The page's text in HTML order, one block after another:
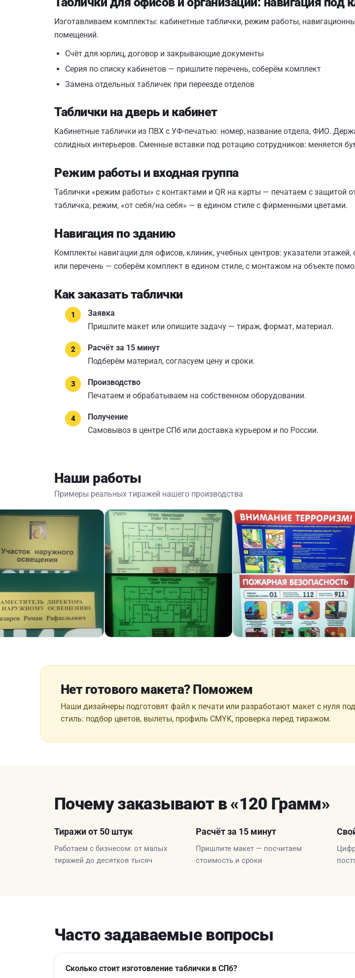
Изготавливаем комплекты: кабинетные таблички, режим работы,
помещений.
Счёт для юрлиц, договор и закрывающие документы
Серия по списку кабинетов — пришлите перечень, соберём комплект
Замена отдельных табличек при переезде отделов
Таблички на дверь и кабинет
Кабинетные таблички из ПВХ с УФ-печатью: номер, название отдела, ФИО.
солидных интерьеров. Сменные вставки под ротацию сотрудников: меняется
Режим работы и входная группа
Таблички «режим работы» с контактами и QR на карты — печатаем с защитой
табличка, режим, «от себя/на себя» — в едином стиле с фирменными цветами.
Навигация по зданию
Комплекты навигации для офисов, клиник, учебных центров: указатели
или перечень — соберём комплект в едином стиле, с монтажом на объекте
Как заказать таблички
Заявка
Пришлите макет или опишите задачу — тираж, формат, материал.
Расчёт за 15 минут
Подберём материал, согласуем цену и сроки.
Производство
Печатаем и обрабатываем на собственном оборудовании.
Получение
Самовывоз в центре СПб или доставка курьером и по России.
Наши работы
Примеры реальных тиражей нашего производства
Нет готового макета? Поможем
Наши дизайнеры подготовят файл к печати или разработают макет с нуля
стиль: подбор цветов, вылеты, профиль CMYK, проверка перед тиражом.
Почему заказывают в «120 Грамм»
Тиражи от 50 штук
Работаем с бизнесом: от малых
тиражей до десятков тысяч
Расчёт за 15 минут
Пришлите макет — посчитаем
стоимость и сроки
Часто задаваемые вопросы
Сколько стоит изготовление таблички в СПб?